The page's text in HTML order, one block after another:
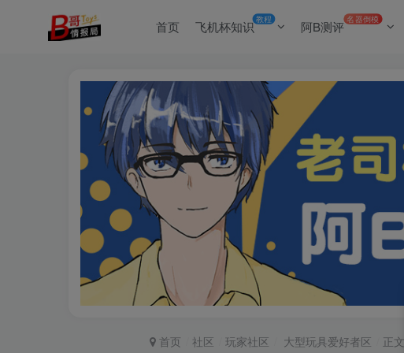
首页 飞机杯知识教程 阿B测评 名器倒模
首页 社区 玩家社区 大型玩具爱好者区 正文